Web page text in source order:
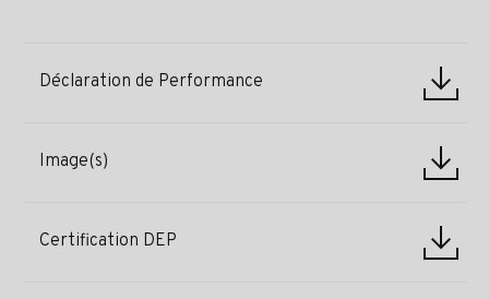
Déclaration de Performance
Image(s)
Certification DEP